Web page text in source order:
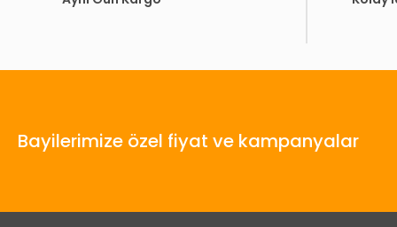
Bayilerimize özel fiyat ve kampanyalar